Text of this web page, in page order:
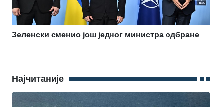
Зеленски сменио још једног министра одбране
Најчитаније